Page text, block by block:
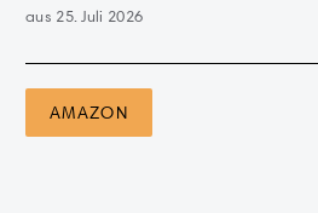
aus 25. Juli 2026
AMAZON